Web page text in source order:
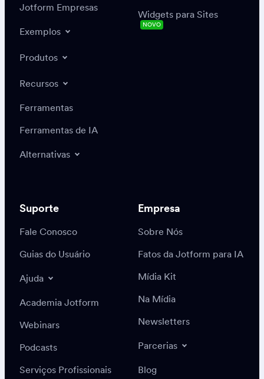
Jotform Empresas
Exemplos
Produtos
Recursos
Ferramentas
Ferramentas de IA
Alternativas
Widgets para Sites
NOVO
Suporte
Fale Conosco
Guias do Usuário
Ajuda
Academia Jotform
Webinars
Podcasts
Serviços Profissionais
Empresa
Sobre Nós
Fatos da Jotform para IA
Mídia Kit
Na Mídia
Newsletters
Parcerias
Blog